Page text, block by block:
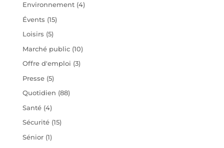
Environnement(4)
Évents (15)
Loisirs (5)
Marché public(10)
Offre d'emploi (3)
Presse(5)
Quotidien (88)
Santé(4)
Sécurité(15)
Sénior(1)